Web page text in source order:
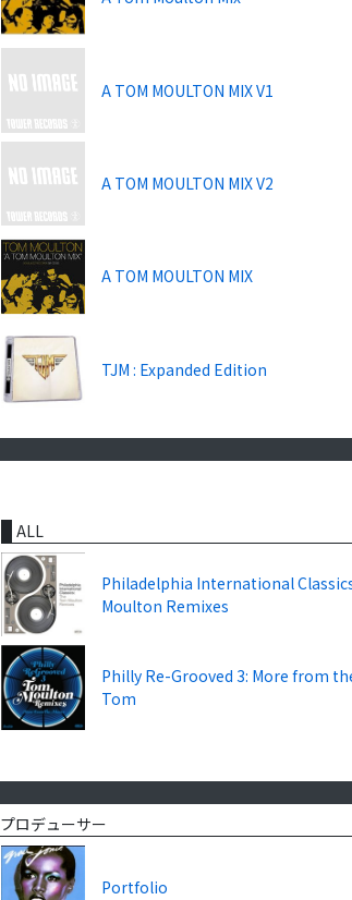
A TOM MOULTON MIX V1
A TOM MOULTON MIX V2
A TOM MOULTON MIX
TJM : Expanded Edition
ALL
Philadelphia International
Moulton Remixes
Philly Re-Grooved 3: More from
Tom
プロデューサー
Portfolio